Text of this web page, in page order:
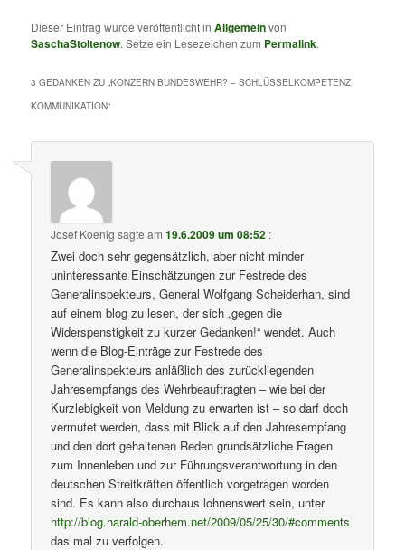
Dieser Eintrag wurde veröffentlicht inAllgemeinvon
SaschaStoltenow. Setze ein Lesezeichen zum Permalink.
3 GEDANKEN ZU „KONZERN BUNDESWEHR? – SCHLÜSSELKOMPETENZ
KOMMUNIKATION“
Josef Koenig sagte am19.6.2009 um 08:52 :
Zwei doch sehr gegensätzlich, aber nicht minder
uninteressante Einschätzungen zur Festrede des
Generalinspekteurs, General Wolfgang Scheiderhan, sind
auf einem blog zu lesen, der sich „gegen die
Widerspenstigkeit zu kurzer Gedanken!“ wendet. Auch
wenn die Blog-Einträge zur Festrede des
Generalinspekteurs anläßlich des zurückliegenden
Jahresempfangs des Wehrbeauftragten – wie bei der
Kurzlebigkeit von Meldung zu erwarten ist – so darf doch
vermutet werden, dass mit Blick auf den Jahresempfang
und den dort gehaltenen Reden grundsätzliche Fragen
zum Innenleben und zur Führungsverantwortung in den
deutschen Streitkräften öffentlich vorgetragen worden
sind. Es kann also durchaus lohnenswert sein, unter
http://blog.harald-oberhem.net/2009/05/25/30/#comments
das mal zu verfolgen.